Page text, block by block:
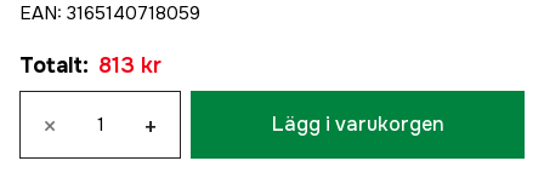
EAN: 3165140718059
Totalt: 813 kr
× + Lägg i varukorgen